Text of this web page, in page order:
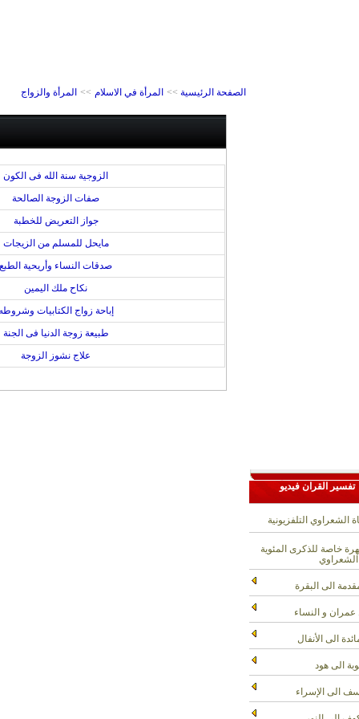
الصفحة الرئيسية >> المرأة في الاسلام >> المرأة والزواج
الزوجية سنة الله فى الكون
صفات الزوجة الصالحة
جواز التعريض للخطبة
مايحل للمسلم من الزيجات
صدقات النساء وأريحية الطبع
نكاح ملك اليمين
إباحة زواج الكتابيات
طبيعة زوجة الدنيا فى الجنة
علاج نشوز الزوجة
تفسير القران فيديو
الشعراوي التلفزيونية
خاصة للذكرى المئوية
الى البقرة
و النساء
الى الأنفال
الى هود
الى الإسراء